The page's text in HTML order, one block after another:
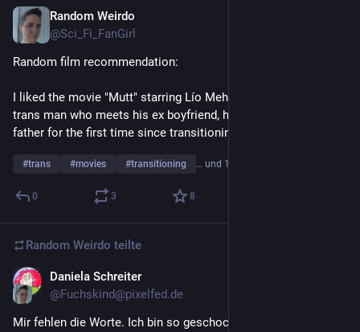
Random Weirdo
@Sci_Fi_FanGirl
Random film recommendation:
I liked the movie "Mutt" starring Lío Mehiel (2023) about a
trans man who meets his ex boyfriend, his sister and his
father for the first time since transitioning - all in one day.
#trans #movies #transitioning … und 1 weiterer
0 3 8
Random Weirdo teilte
Daniela Schreiter
@Fuchskind@pixelfed.de
Mir fehlen die Worte. Ich bin so geschockt und voller Trauer.